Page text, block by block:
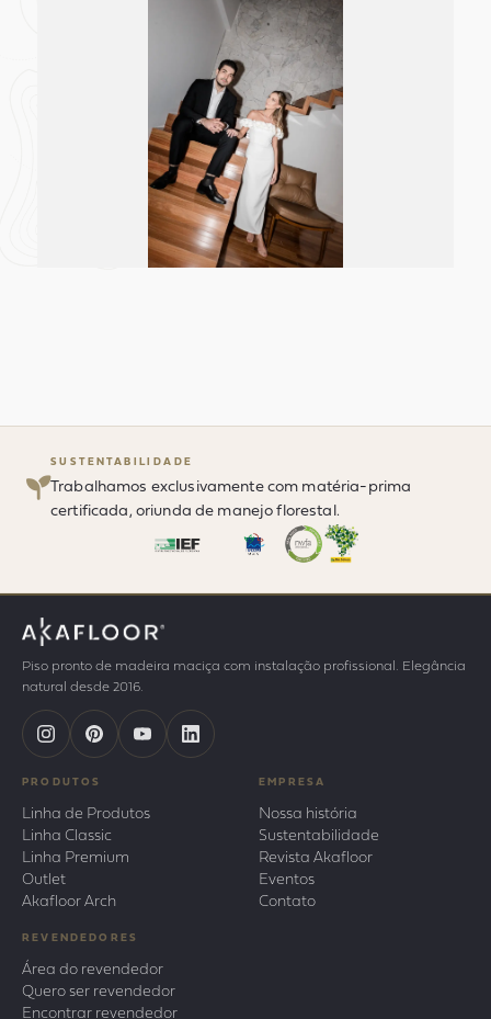
SUSTENTABILIDADE
Trabalhamos exclusivamente com matéria-prima
certificada, oriunda de manejo florestal.
Piso pronto de madeira maciça com instalação profissional. Elegância
natural desde 2016.
PRODUTOS
Linha de Produtos
Linha Classic
Linha Premium
Outlet
Akafloor Arch
EMPRESA
Nossa história
Sustentabilidade
Revista Akafloor
Eventos
Contato
REVENDEDORES
Área do revendedor
Quero ser revendedor
Encontrar revendedor